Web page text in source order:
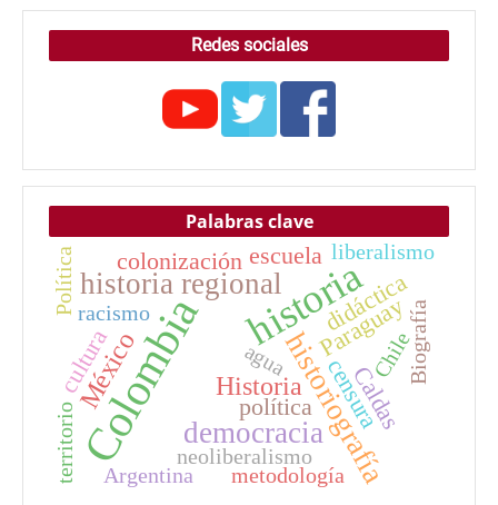
Redes sociales
Palabras clave
Colombia historia
historiografía
historia regional
democracia
Historia
México
Paraguay
censura
política
cultura
colonización escuela
didáctica
Caldas
neoliberalismo
racismo
Chile
Argentina metodología
agua Biografía
Política
territorio
liberalismo